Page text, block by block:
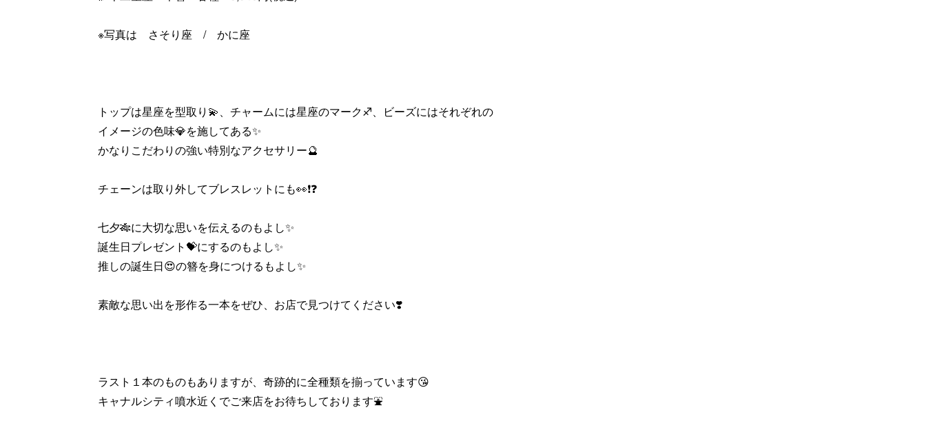
※写真は さそり座 / かに座
トップは星座を型取り💫、チャームには星座のマーク♐️、ビーズにはそれぞれの
イメージの色味💎を施してある✨
かなりこだわりの強い特別なアクセサリー🔮
チェーンは取り外してブレスレットにも👀❗️❓
七夕🎋に大切な思いを伝えるのもよし✨
誕生日プレゼント💝にするのもよし✨
推しの誕生日😍の簪を身につけるもよし✨
素敵な思い出を形作る一本をぜひ、お店で見つけてください❣️
ラスト１本のものもありますが、奇跡的に全種類を揃っています😘
キャナルシティ噴水近くでご来店をお待ちしております⛲️